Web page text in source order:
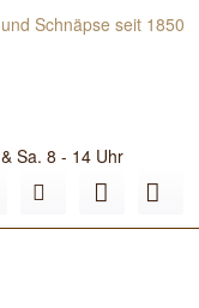
Sa. 8 - 14 Uhr